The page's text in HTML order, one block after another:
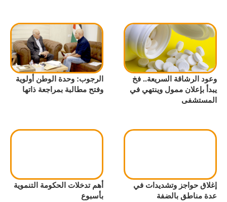
وعود الرشاقة السريعة.. فخ
يبدأ بإعلان ممول وينتهي في
المستشفى
الرجوب: وحدة الوطن أولوية
وفتح مطالبة بمراجعة ذاتها
إغلاق حواجز وتشديدات في
عدة مناطق بالضفة
أهم تدخلات الحكومة التنموية
بأسبوع